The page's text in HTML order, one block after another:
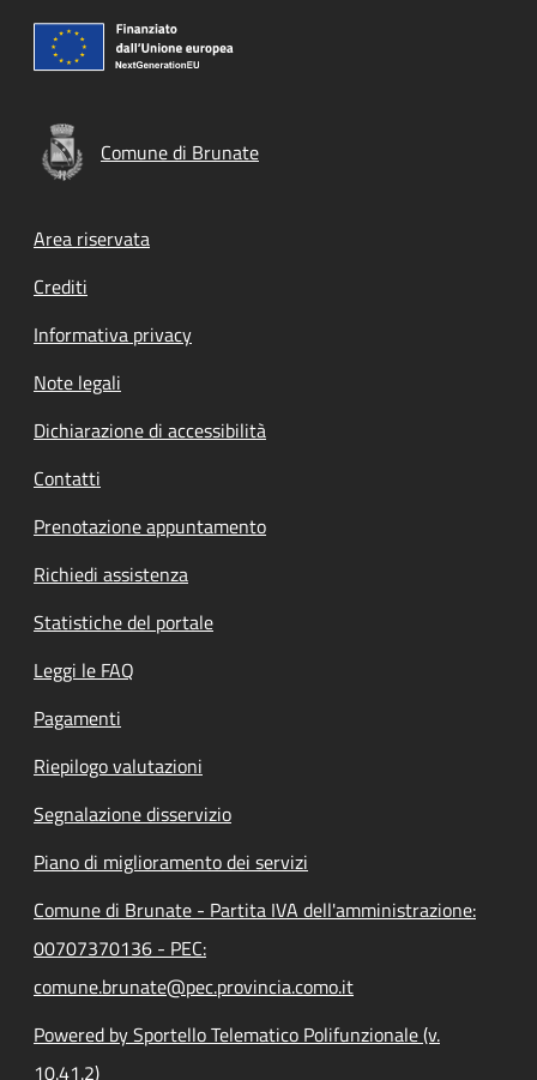
Comune di Brunate
Footer menu
Area riservata
Crediti
Informativa privacy
Note legali
Dichiarazione di accessibilità
Contatti
Prenotazione appuntamento
Richiedi assistenza
Statistiche del portale
Leggi le FAQ
Pagamenti
Riepilogo valutazioni
Segnalazione disservizio
Piano di miglioramento dei servizi
Comune di Brunate - Partita IVA dell'amministrazione:
00707370136 - PEC:
comune.brunate@pec.provincia.como.it
Powered by Sportello Telematico Polifunzionale (v.
10.41.2)